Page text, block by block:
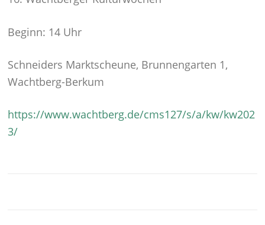
Beginn: 14 Uhr
Schneiders Marktscheune, Brunnengarten 1,
Wachtberg-Berkum
https://www.wachtberg.de/cms127/s/a/kw/kw202
3/